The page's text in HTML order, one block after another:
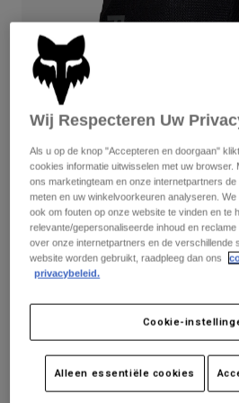
Broeken
Korte broeken
Jassen
Handschoenen
Beschermingen
Brillen
Sokken
Accessoires
Onderdelen
Broeken
Handschoenen
Protections
Brillen
Sokken
Tassen & Accessoires
Alles bekijken
Women
T-Shirts & Tops
Hoodies en truien
Jassen
Leggings & Broeken
Shirts
Alles bekijken
Youth
Beschermers
Brillen
Socks
Alles bekijken
Moto
Helmen
Shirts
Pants
Gloves
Beoordelingen
Ranger Gel Short Finger
Artikelnummer33608
€ 29,99
Wij Respecteren Uw
Als u op de knop "Accepteren en doorgaan"
cookies informatie uitwisselen met uw browser.
ons marketingteam en onze internetpartners
meten en uw winkelvoorkeuren analyseren.
ook om fouten op onze website te vinden en te
relevante/gepersonaliseerde inhoud en
over onze internetpartners en de verschillende
website worden gebruikt, raadpleeg dan ons
privacybeleid.
Cookie-
Alleen essentiële cookies